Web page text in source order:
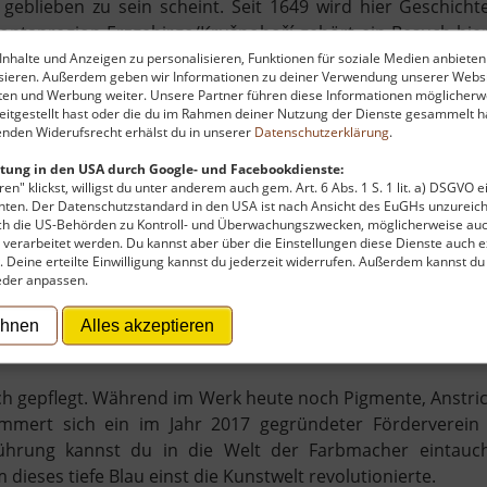
und Anzeigen zu personalisieren, Funktionen für soziale Medien
Außerdem geben wir Informationen zu deiner Verwendung unserer
und Werbung weiter. Unsere Partner führen diese Informationen
hast oder die du im Rahmen deiner Nutzung der Dienste gesammelt
Widerufsrecht erhälst du in unserer Datenschutzerklärung.
in den USA durch Google- und Facebookdienste:
klickst, willigst du unter anderem auch gem. Art. 6 Abs. 1 S. 1 lit. a) DSGVO
Der Datenschutzstandard in den USA ist nach Ansicht des EuGHs
die US-Behörden zu Kontroll- und Überwachungszwecken, möglicherweise
werden. Du kannst aber über die Einstellungen diese Dienste auch
erteilte Einwilligung kannst du jederzeit widerrufen. Außerdem kannst
anpassen.
Alles akzeptieren
zu sein scheint. Seit 1649 wird hier
Erzgebirge/Krušnohoří gehört ein Besuch
1649, als der Schneeberger Kaufmann Erasmus
Blaufarbenmühle erhielt. Über Jahrhunderte
Sächsische Blau hergestellt - ein Farbpigment aus
1855 stellte man die Produktion auf
bahnbrechende Methode zur Reinigung der
fühlt sich sofort in eine andere Ära versetzt. Die
das prächtige Herrenhaus sowie die Fabrikantenvilla
ist die einzige Stätte des UNESCO-Welterbes in der
gepflegt. Während im Werk heute noch Pigmente,
sich ein im Jahr 2017 gegründeter
kannst du in die Welt der Farbmacher
dieses tiefe Blau einst die Kunstwelt revolutionierte.